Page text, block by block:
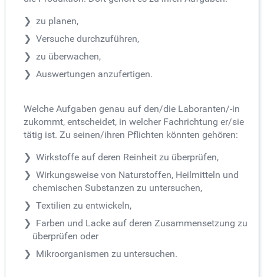
zu planen,
Versuche durchzuführen,
zu überwachen,
Auswertungen anzufertigen.
Welche Aufgaben genau auf den/die Laboranten/-in
zukommt, entscheidet, in welcher Fachrichtung er/sie
tätig ist. Zu seinen/ihren Pflichten könnten gehören:
Wirkstoffe auf deren Reinheit zu überprüfen,
Wirkungsweise von Naturstoffen, Heilmitteln und
chemischen Substanzen zu untersuchen,
Textilien zu entwickeln,
Farben und Lacke auf deren Zusammensetzung zu
überprüfen oder
Mikroorganismen zu untersuchen.